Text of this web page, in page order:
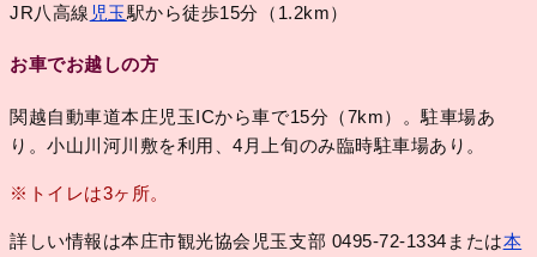
JR八高線 児玉駅から徒歩15分（1.2km）
お車でお越しの方
関越自動車道本庄児玉ICから車で15分（7km）。駐車場あ
り。小山川河川敷を利用、4月上旬のみ臨時駐車場あり。
※トイレは3ヶ所。
詳しい情報は本庄市観光協会児玉支部 0495-72-1334または本